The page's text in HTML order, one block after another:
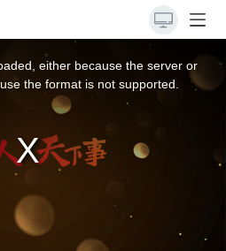
either because the server or
the format is not supported.